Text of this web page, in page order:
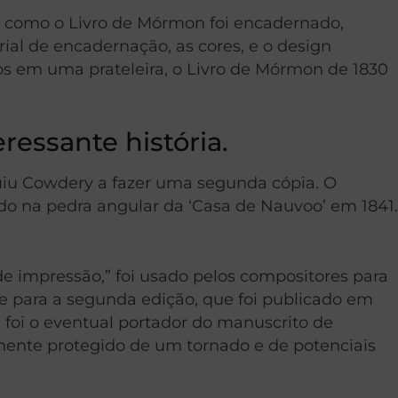
o Livro de Mórmon foi encadernado,
de encadernação, as cores, e o design
uma prateleira, o Livro de Mórmon de 1830
história.
Cowdery a fazer uma segunda cópia. O
pedra angular da ‘Casa de Nauvoo’ em 1841.
foi usado pelos compositores para
para a segunda edição, que foi publicado em
o eventual portador do manuscrito de
protegido de um tornado e de potenciais